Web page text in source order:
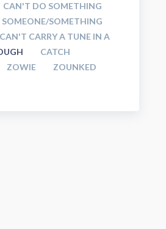
CAN'T DO SOMETHING
SOMETHING
CAN'T CARRY A TUNE IN A
CATCH
ZOWIE
ZOUNKED